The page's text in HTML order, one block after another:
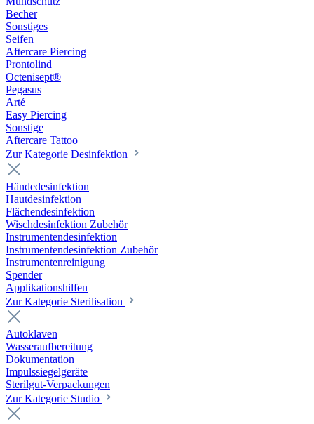
Becher
Sonstiges
Seifen
Aftercare Piercing
Prontolind
Octenisept®
Pegasus
Arté
Easy Piercing
Sonstige
Aftercare Tattoo
Zur Kategorie Desinfektion
Händedesinfektion
Hautdesinfektion
Flächendesinfektion
Wischdesinfektion Zubehör
Instrumentendesinfektion
Instrumentendesinfektion Zubehör
Instrumentenreinigung
Spender
Applikationshilfen
Zur Kategorie Sterilisation
Autoklaven
Wasseraufbereitung
Dokumentation
Impulssiegelgeräte
Sterilgut-Verpackungen
Zur Kategorie Studio